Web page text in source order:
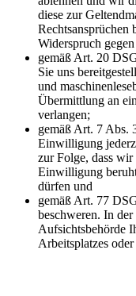
diese zur
Widerspruch
gemäß Art. 20
Sie uns
und
Übermittlung an
verlangen;
gemäß Art. 7 Abs.
Einwilligung
zur Folge, dass
Einwilligung
dürfen und
gemäß Art. 77
beschweren. In
Aufsichtsbehörde
Arbeitsplatzes